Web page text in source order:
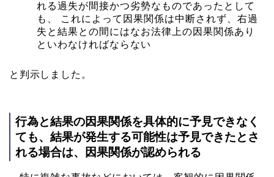
れる過失が間接かつ劣勢なものであったとして
も、 これによって因果関係は中断されず、右過
失と結果との間にはなお法律上の因果関係あり
といわなければならない
と判示しました。
行為と結果の因果関係を具体的に予見できなく
ても、結果が発生する可能性は予見できたとさ
れる場合は、因果関係が認められる